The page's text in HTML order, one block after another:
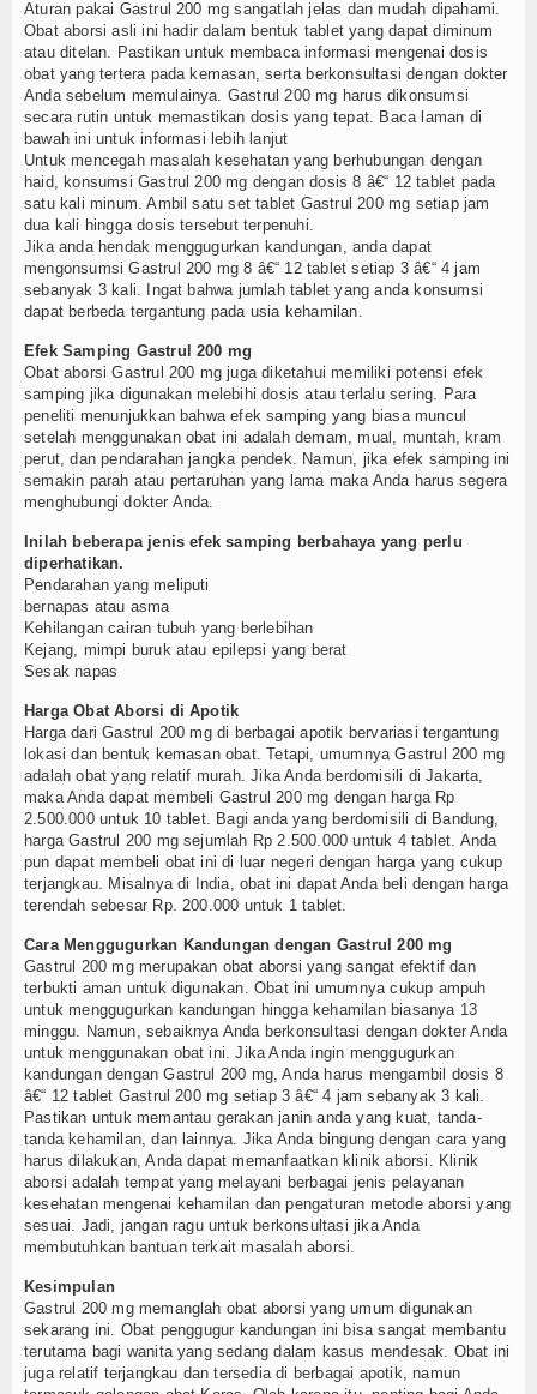
Aturan pakai Gastrul 200 mg sangatlah jelas dan mudah dipahami.
Obat aborsi asli ini hadir dalam bentuk tablet yang dapat diminum
atau ditelan. Pastikan untuk membaca informasi mengenai dosis
obat yang tertera pada kemasan, serta berkonsultasi dengan dokter
Anda sebelum memulainya. Gastrul 200 mg harus dikonsumsi
secara rutin untuk memastikan dosis yang tepat. Baca laman di
bawah ini untuk informasi lebih lanjut
Untuk mencegah masalah kesehatan yang berhubungan dengan
haid, konsumsi Gastrul 200 mg dengan dosis 8 â€“ 12 tablet pada
satu kali minum. Ambil satu set tablet Gastrul 200 mg setiap jam
dua kali hingga dosis tersebut terpenuhi.
Jika anda hendak menggugurkan kandungan, anda dapat
mengonsumsi Gastrul 200 mg 8 â€“ 12 tablet setiap 3 â€“ 4 jam
sebanyak 3 kali. Ingat bahwa jumlah tablet yang anda konsumsi
dapat berbeda tergantung pada usia kehamilan.
Efek Samping Gastrul 200 mg
Obat aborsi Gastrul 200 mg juga diketahui memiliki potensi efek
samping jika digunakan melebihi dosis atau terlalu sering. Para
peneliti menunjukkan bahwa efek samping yang biasa muncul
setelah menggunakan obat ini adalah demam, mual, muntah, kram
perut, dan pendarahan jangka pendek. Namun, jika efek samping ini
semakin parah atau pertaruhan yang lama maka Anda harus segera
menghubungi dokter Anda.
Inilah beberapa jenis efek samping berbahaya yang perlu
diperhatikan.
Pendarahan yang meliputi
bernapas atau asma
Kehilangan cairan tubuh yang berlebihan
Kejang, mimpi buruk atau epilepsi yang berat
Sesak napas
Harga Obat Aborsi di Apotik
Harga dari Gastrul 200 mg di berbagai apotik bervariasi tergantung
lokasi dan bentuk kemasan obat. Tetapi, umumnya Gastrul 200 mg
adalah obat yang relatif murah. Jika Anda berdomisili di Jakarta,
maka Anda dapat membeli Gastrul 200 mg dengan harga Rp
2.500.000 untuk 10 tablet. Bagi anda yang berdomisili di Bandung,
harga Gastrul 200 mg sejumlah Rp 2.500.000 untuk 4 tablet. Anda
pun dapat membeli obat ini di luar negeri dengan harga yang cukup
terjangkau. Misalnya di India, obat ini dapat Anda beli dengan harga
terendah sebesar Rp. 200.000 untuk 1 tablet.
Cara Menggugurkan Kandungan dengan Gastrul 200 mg
Gastrul 200 mg merupakan obat aborsi yang sangat efektif dan
terbukti aman untuk digunakan. Obat ini umumnya cukup ampuh
untuk menggugurkan kandungan hingga kehamilan biasanya 13
minggu. Namun, sebaiknya Anda berkonsultasi dengan dokter Anda
untuk menggunakan obat ini. Jika Anda ingin menggugurkan
kandungan dengan Gastrul 200 mg, Anda harus mengambil dosis 8
â€“ 12 tablet Gastrul 200 mg setiap 3 â€“ 4 jam sebanyak 3 kali.
Pastikan untuk memantau gerakan janin anda yang kuat, tanda-
tanda kehamilan, dan lainnya. Jika Anda bingung dengan cara yang
harus dilakukan, Anda dapat memanfaatkan klinik aborsi. Klinik
aborsi adalah tempat yang melayani berbagai jenis pelayanan
kesehatan mengenai kehamilan dan pengaturan metode aborsi yang
sesuai. Jadi, jangan ragu untuk berkonsultasi jika Anda
membutuhkan bantuan terkait masalah aborsi.
Kesimpulan
Gastrul 200 mg memanglah obat aborsi yang umum digunakan
sekarang ini. Obat penggugur kandungan ini bisa sangat membantu
terutama bagi wanita yang sedang dalam kasus mendesak. Obat ini
juga relatif terjangkau dan tersedia di berbagai apotik, namun